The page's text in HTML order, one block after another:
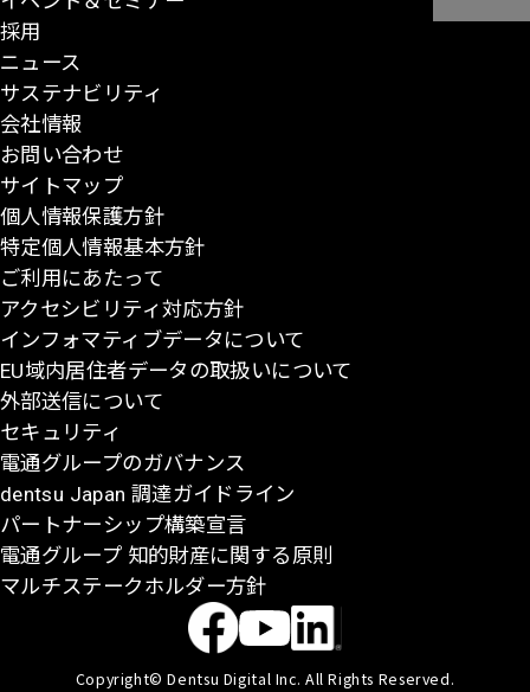
採用
ニュース
サステナビリティ
会社情報
お問い合わせ
サイトマップ
個人情報保護方針
特定個人情報基本方針
ご利用にあたって
アクセシビリティ対応方針
インフォマティブデータについて
EU域内居住者データの取扱いについて
外部送信について
セキュリティ
電通グループのガバナンス
dentsu Japan 調達ガイドライン
パートナーシップ構築宣言
電通グループ 知的財産に関する原則
マルチステークホルダー方針
Copyright© Dentsu Digital Inc. All Rights Reserved.